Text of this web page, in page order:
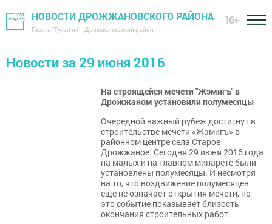
НОВОСТИ ДРОЖЖАНОВСКОГО РАЙОНА
Газета "Туган як" - Дрожжановский район
16+
Новости за 29 июня 2016
На строящейся мечети "Жэмигъ" в
Дрожжаном установили полумесяцы
Очередной важный рубеж достигнут в
строительстве мечети «Жэмигъ» в
районном центре села Старое
Дрожжаное. Сегодня 29 июня 2016 года
на малых и на главном минарете были
установлены полумесяцы. И несмотря
на то, что воздвижение полумесяцев
еще не означает открытия мечети, но
это событие показывает близость
окончания строительных работ.